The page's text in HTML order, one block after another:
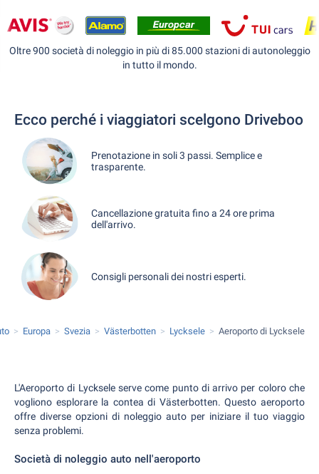
Oltre 900 società di noleggio in più di 85.000 stazioni di autonoleggio
in tutto il mondo.
Ecco perché i viaggiatori scelgono Driveboo
Prenotazione in soli 3 passi. Semplice e
trasparente.
Cancellazione gratuita fino a 24 ore prima
dell'arrivo.
Consigli personali dei nostri esperti.
Europa Svezia Västerbotten Lycksele Aeroporto di Lycksele
L'Aeroporto di Lycksele serve come punto di arrivo per coloro che
vogliono esplorare la contea di Västerbotten. Questo aeroporto
offre diverse opzioni di noleggio auto per iniziare il tuo viaggio
senza problemi.
Società di noleggio auto nell'aeroporto